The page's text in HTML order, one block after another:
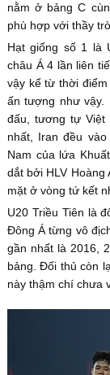
nằm ở bảng C
phù hợp với thầy
Hạt giống số 1 là
châu Á 4 lần liên
vậy kể từ thời
ấn tượng như vậy.
đấu, tương tự Việt
nhất, Iran đều
Nam của lứa
dắt bởi HLV
mặt ở vòng tứ kết
U20 Triều Tiên là
Đông Á từng vô
gần nhất là 2016,
bảng. Đối thủ còn
này thậm chí chưa